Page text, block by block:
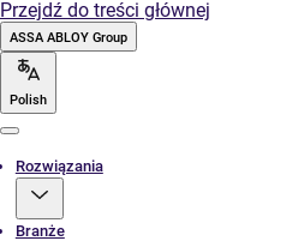
Przejdź do treści głównej
ASSA ABLOY Group
Polish
Rozwiązania
Branże